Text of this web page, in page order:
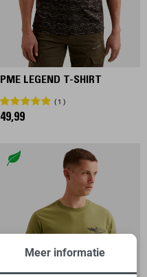
PME LEGEND T-SHIRT
1
49,99
Meer informatie